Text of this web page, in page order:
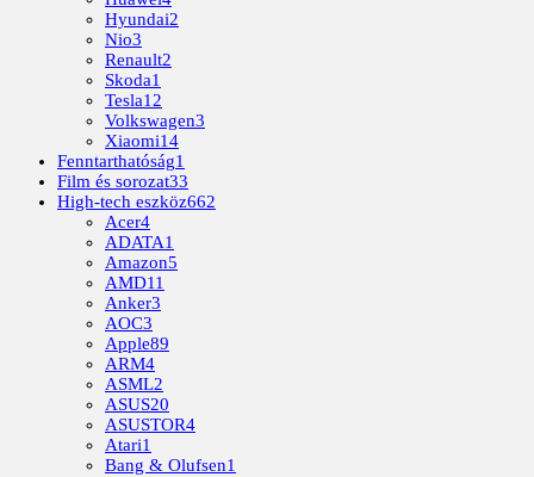
Hyundai2
Nio3
Renault2
Skoda1
Tesla12
Volkswagen3
Xiaomi14
Fenntarthatóság1
Film és sorozat33
High-tech eszköz662
Acer4
ADATA1
Amazon5
AMD11
Anker3
AOC3
Apple89
ARM4
ASML2
ASUS20
ASUSTOR4
Atari1
Bang & Olufsen1